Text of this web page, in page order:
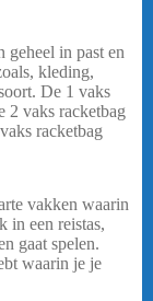
in past en
kleding,
De 1 vaks
2 vaks racketbag
racketbag
vakken waarin
in een reistas,
gaat spelen.
waarin je je